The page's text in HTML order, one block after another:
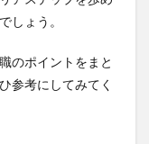
しょう。
のポイントをまと
参考にしてみてく